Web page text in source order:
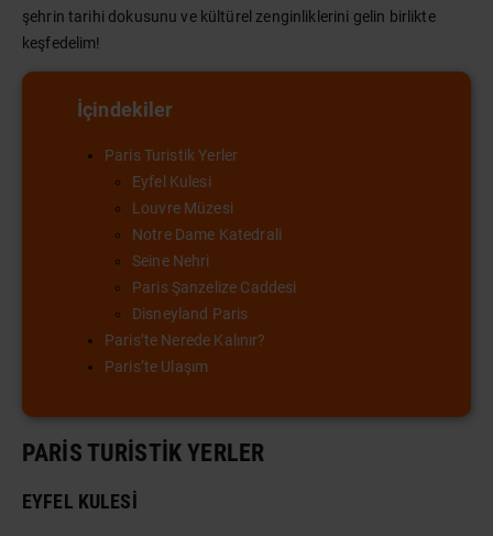
şehrin tarihi dokusunu ve kültürel zenginliklerini gelin birlikte
keşfedelim!
İçindekiler
Paris Turistik Yerler
Eyfel Kulesi
Louvre Müzesi
Notre Dame Katedrali
Seine Nehri
Paris Şanzelize Caddesi
Disneyland Paris
Paris’te Nerede Kalınır?
Paris’te Ulaşım
PARIS TURISTIK YERLER
EYFEL KULESI